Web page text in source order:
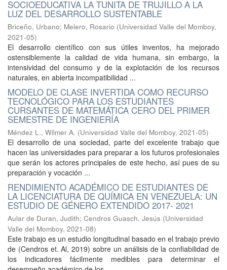
SOCIOEDUCATIVA LA TUNITA DE TRUJILLO A LA
LUZ DEL DESARROLLO SUSTENTABLE
Briceño, Urbano; Melero, Rosario (Universidad Valle del Momboy,
2021-05)
El desarrollo científico con sus útiles inventos, ha mejorado
ostensiblemente la calidad de vida humana, sin embargo, la
intensividad del consumo y de la explotación de los recursos
naturales, en abierta incompatibilidad ...
MODELO DE CLASE INVERTIDA COMO RECURSO
TECNOLÓGICO PARA LOS ESTUDIANTES
CURSANTES DE MATEMÁTICA CERO DEL PRIMER
SEMESTRE DE INGENIERÍA
Méndez L., Wilmer A. (Universidad Valle del Momboy, 2021-05)
El desarrollo de una sociedad, parte del excelente trabajo que
hacen las universidades para preparar a los futuros profesionales
que serán los actores principales de este hecho, así pues de su
preparación y vocación ...
RENDIMIENTO ACADÉMICO DE ESTUDIANTES DE
LA LICENCIATURA DE QUÍMICA EN VENEZUELA: UN
ESTUDIO DE GÉNERO EXTENDIDO 2017- 2021
Aular de Duran, Judith; Cendros Guasch, Jesús (Universidad
Valle del Momboy, 2021-08)
Este trabajo es un estudio longitudinal basado en el trabajo previo
de (Cendros et. Al, 2019) sobre un análisis de la confiabilidad de
los indicadores fácilmente medibles para determinar el